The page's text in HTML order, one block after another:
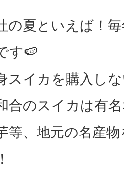
の夏といえば！
す🍉
スイカを購入し
合のスイカは有
等、地元の名産